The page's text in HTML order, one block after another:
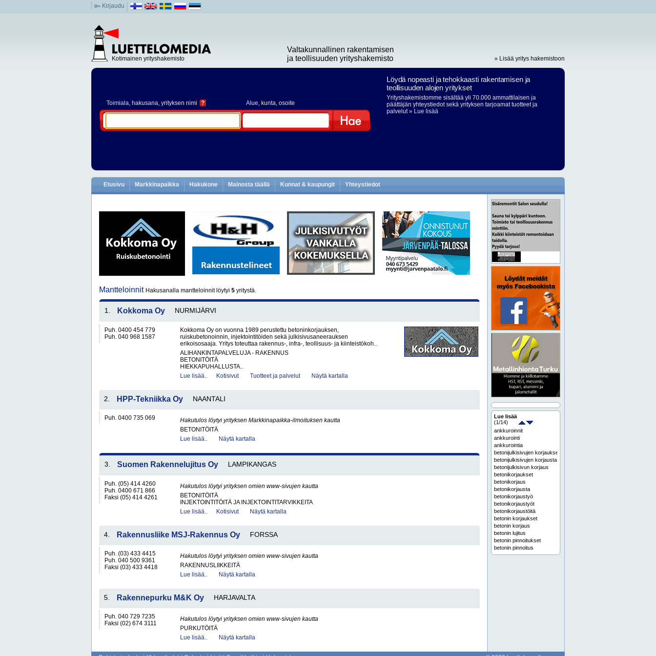
Kirjaudu
Kotimainen yrityshakemisto
Valtakunnallinen rakentamisen
ja teollisuuden yrityshakemisto
» Lisää yritys hakemistoon
Toimiala, hakusana, yrityksen nimi ? Alue, kunta, osoite
Löydä nopeasti ja tehokkaasti rakentamisen ja
teollisuuden alojen yritykset
Yrityshakemistomme sisältää yli 70.000 ammattilaisen ja
päättäjän yhteystiedot sekä yrityksen tarjoamat tuotteet ja
palvelut» Lue lisää
Etusivu Markkinapaikka Hakukone Mainosta täällä Kunnat & kaupungit Yhteystiedot
Mantteloinnit Hakusanalla mantteloinnit löytyi 5 yritystä.
1. Kokkoma Oy NURMIJÄRVI
Puh. 0400 454 779
Puh. 040 968 1587
Kokkoma Oy on vuonna 1989 perustettu betoninkorjauksen,
ruiskubetonoinnin, injektointitöiden sekä julkisivusaneerauksen
erikoisosaaja. Yritys toteuttaa rakennus-, infra-, teollisuus- ja kiinteistökoh..
ALIHANKINTAPALVELUJA - RAKENNUS
BETONITÖITÄ
HIEKKAPUHALLUSTA..
Lue lisää..
Kotisivut Tuotteet ja palvelut Näytä kartalla
2. HPP-Tekniikka Oy NAANTALI
Puh. 0400 735 069
Hakutulos löytyi yrityksen Markkinapaikka-ilmoituksen kautta
BETONITÖITÄ
Lue lisää..
Näytä kartalla
3. Suomen Rakennelujitus Oy LAMPIKANGAS
Puh. (05) 414 4260
Puh. 0400 671 866
Faksi (05) 414 4261
Hakutulos löytyi yrityksen omien www-sivujen kautta
BETONITÖITÄ
INJEKTOINTITÖITÄ JA INJEKTOINTITARVIKKEITA
Lue lisää..
Kotisivut Näytä kartalla
4. Rakennusliike MSJ-Rakennus Oy FORSSA
Puh. (03) 433 4415
Puh. 040 500 9361
Faksi (03) 433 4418
Hakutulos löytyi yrityksen omien www-sivujen kautta
RAKENNUSLIIKKEITÄ
Lue lisää..
Näytä kartalla
5. Rakennepurku M&K Oy HARJAVALTA
Puh. 040 729 7235
Faksi (02) 674 3111
Hakutulos löytyi yrityksen omien www-sivujen kautta
PURKUTÖITÄ
Lue lisää..
Näytä kartalla
Lue lisää
(1/14)
ankkuroinnit
ankkurointi
ankkurointia
betonijulkisivujen korjaukset
betonijulkisivujen korjausta
betonijulkisivun korjaus
betonikorjaukset
betonikorjaus
betonikorjausta
betonikorjaustyö
betonikorjaustyöt
betonikorjaustöitä
betonin korjaukset
betonin korjaus
betonin lujitus
betonin pinnoitukset
betonin pinnoitus
betonin pinnoitusta